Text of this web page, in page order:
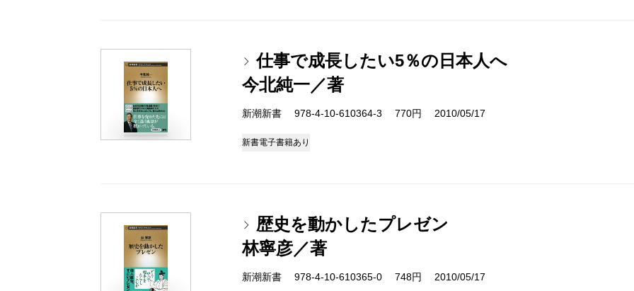
仕事で成長したい5％の日本人へ
今北純一／著
新潮新書 978-4-10-610364-3 770円 2010/05/17
新書電子書籍あり
歴史を動かしたプレゼン
林寧彦／著
新潮新書 978-4-10-610365-0 748円 2010/05/17